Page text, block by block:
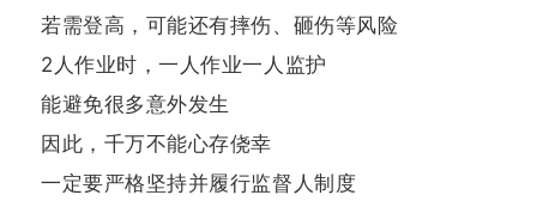
若需登高，可能还有摔伤、砸伤等风险
2人作业时，一人作业一人监护
能避免很多意外发生
因此，千万不能心存侥幸
一定要严格坚持并履行监督人制度